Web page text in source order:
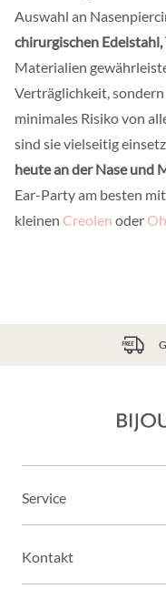
Auswahl an
chirurgischen
Materialien
Verträglichkeit,
minimales Risiko von
sind sie vielseitig
heute an der Nase und
Ear-Party am besten
kleinen Creolen oder
Service
Kontakt